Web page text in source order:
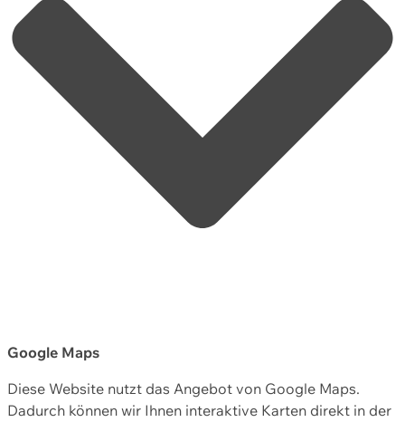
Google Maps
Diese Website nutzt das Angebot von Google Maps.
Dadurch können wir Ihnen interaktive Karten direkt in der